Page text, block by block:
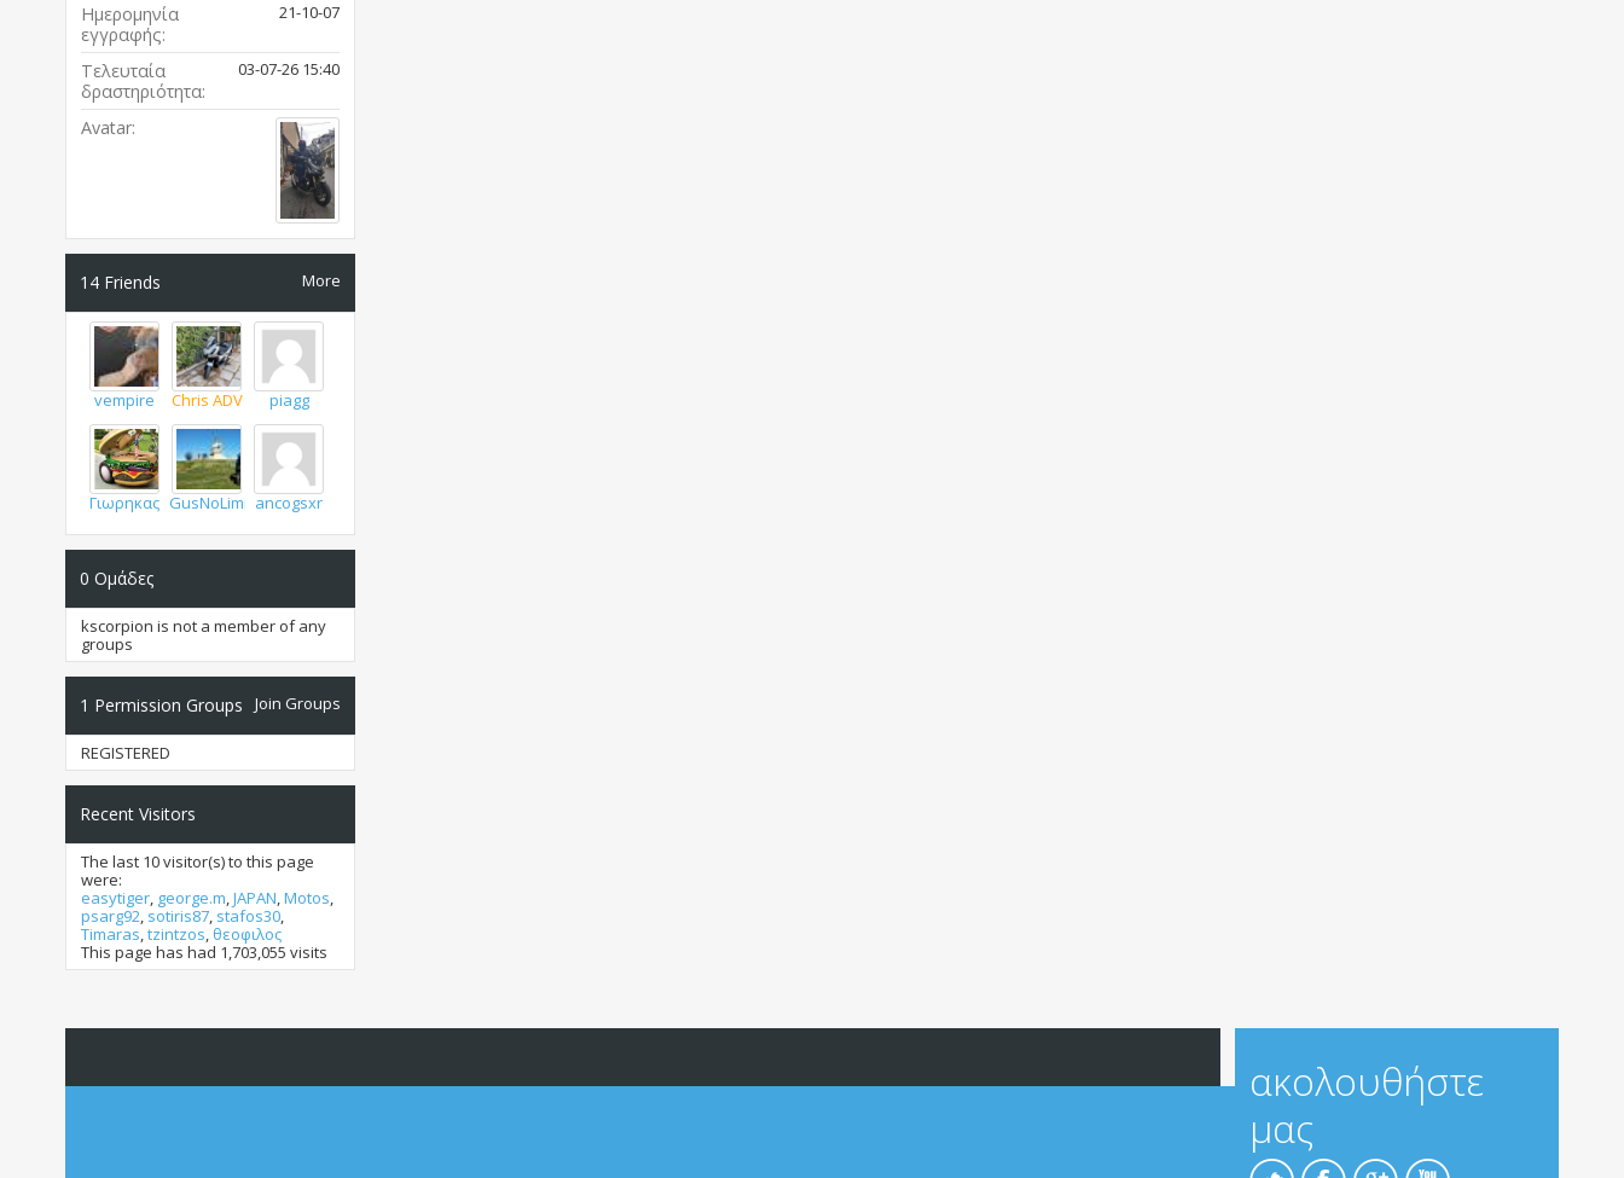
Ημερομηνία
εγγραφής
21-10-07
Τελευταία
δραστηριότητα
03-07-26 15:40
Avatar
More
14Friends
vempire Chris ADV piagg
Γιωρηκας GusNoLimitsancogsxr
0 Ομάδες
kscorpion is not a member of any
groups
Join Groups
1 Permission Groups
REGISTERED
Recent Visitors
The last 10 visitor(s) to this page
were:
easytiger, george.m,JAPAN,Motos,
psarg92, sotiris87, stafos30,
Timaras,tzintzos,θεοφιλος
This page has had 1,703,055 visits
ακολουθήστε
μας